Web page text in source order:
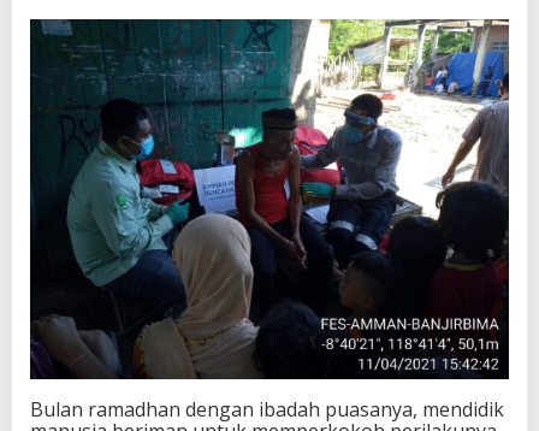
Bulan ramadhan dengan ibadah puasanya, mendidik